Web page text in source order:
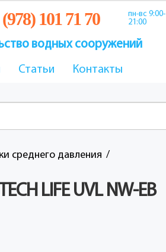
101 71 70
пн-вс 9:00-
21:00
водных сооружений
Статьи Контакты
среднего давления
LIFE UVL NW-EB